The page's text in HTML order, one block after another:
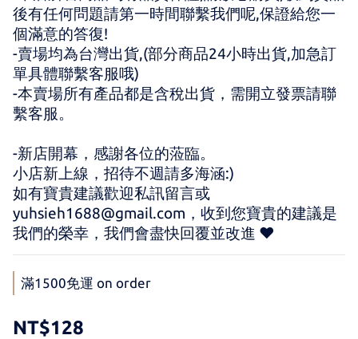
後有任何問題請第一時間聯繫我們呢,保證給您一
個滿意的答復!
-賣場均為台灣出貨,(部分商品24小時出貨,加急訂
單具體聯繫客服哦)
-本賣場所有產品都是含稅出貨，需開立發票請聯
繫客服。
-新店開幕，感謝各位的蒞臨。
小店新上線，招待不週請多海涵:)
如有寶貴建議歡迎私訊留言或
yuhsieh1688@gmail.com，收到您寶貴的建議是
我們的榮幸，我們會盡快回覆並改進 ♥
滿1500免運 on order
NT$128